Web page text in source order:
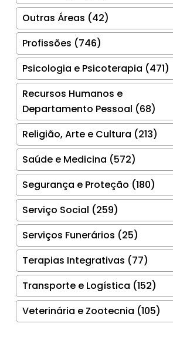
Outras Áreas (42)
Profissões (746)
Psicologia e Psicoterapia (471)
Recursos Humanos e
Departamento Pessoal (68)
Religião, Arte e Cultura (213)
Saúde e Medicina (572)
Segurança e Proteção (180)
Serviço Social (259)
Serviços Funerários (25)
Terapias Integrativas (77)
Transporte e Logística (152)
Veterinária e Zootecnia (105)